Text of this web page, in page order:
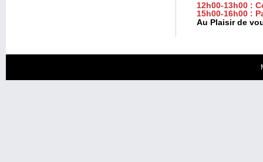
12h00-13h00 :
15h00-16h00 :
Au Plaisir de